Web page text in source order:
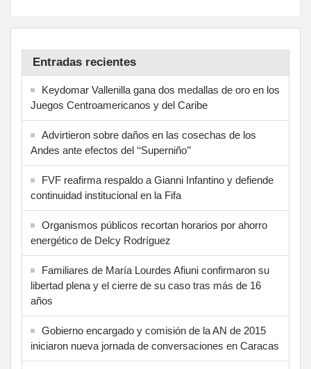
Entradas recientes
Keydomar Vallenilla gana dos medallas de oro en los
Juegos Centroamericanos y del Caribe
Advirtieron sobre daños en las cosechas de los
Andes ante efectos del ‘‘Superniño’’
FVF reafirma respaldo a Gianni Infantino y defiende
continuidad institucional en la Fifa
Organismos públicos recortan horarios por ahorro
energético de Delcy Rodríguez
Familiares de María Lourdes Afiuni confirmaron su
libertad plena y el cierre de su caso tras más de 16
años
Gobierno encargado y comisión de la AN de 2015
iniciaron nueva jornada de conversaciones en Caracas